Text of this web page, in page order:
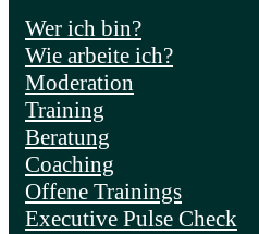
Wer ich bin?
Wie arbeite ich?
Moderation
Training
Beratung
Coaching
Offene Trainings
Executive Pulse Check